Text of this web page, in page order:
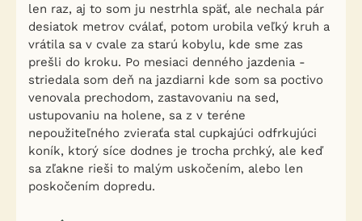
len raz, aj to som ju nestrhla späť, ale nechala pár
desiatok metrov cválať, potom urobila veľký kruh a
vrátila sa v cvale za starú kobylu, kde sme zas
prešli do kroku. Po mesiaci denného jazdenia -
striedala som deň na jazdiarni kde som sa poctivo
venovala prechodom, zastavovaniu na sed,
ustupovaniu na holene, sa z v teréne
nepoužiteľného zvieraťa stal cupkajúci odfrkujúci
koník, ktorý síce dodnes je trocha prchký, ale keď
sa zľakne rieši to malým uskočením, alebo len
poskočením dopredu.